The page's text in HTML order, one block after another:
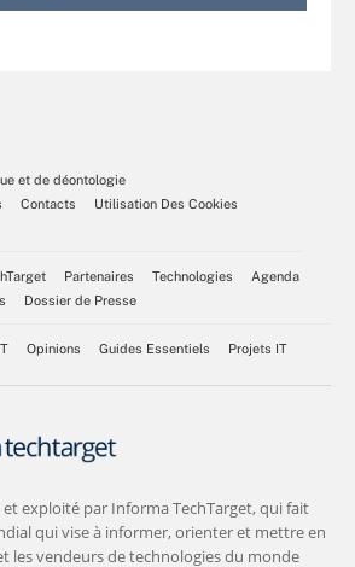
et de déontologie
Contacts
Utilisation Des Cookies
Partenaires Technologies
Agenda
Dossier de Presse
Opinions Guides Essentiels Projets IT